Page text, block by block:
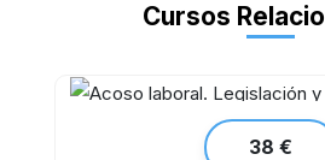
Cursos
38 €